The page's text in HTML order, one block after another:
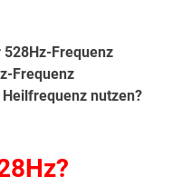
Frequenz
Frequenz
nutzen?